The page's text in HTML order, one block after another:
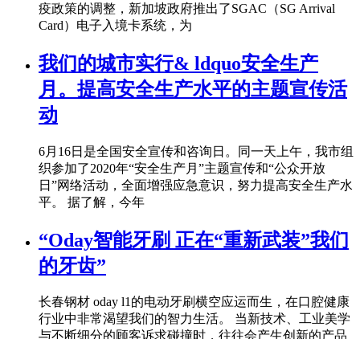
疫政策的调整，新加坡政府推出了SGAC（SG Arrival
Card）电子入境卡系统，为
我们的城市实行& ldquo安全生产
月。提高安全生产水平的主题宣传活
动
6月16日是全国安全宣传和咨询日。同一天上午，我市组
织参加了2020年“安全生产月”主题宣传和“公众开放
日”网络活动，全面增强应急意识，努力提高安全生产水
平。 据了解，今年
“Oday智能牙刷 正在“重新武装”我们
的牙齿”
长春钢材 oday l1的电动牙刷横空应运而生，在口腔健康
行业中非常渴望我们的智力生活。 当新技术、工业美学
与不断细分的顾客诉求碰撞时，往往会产生创新的产品